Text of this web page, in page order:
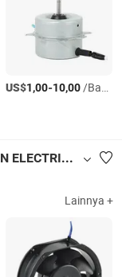
US$1,00-10,00/Bagian
NINGBO BETTER TELECOMMUNICATION ELECTRIC MACHINERY CO., LTD.
Lainnya +